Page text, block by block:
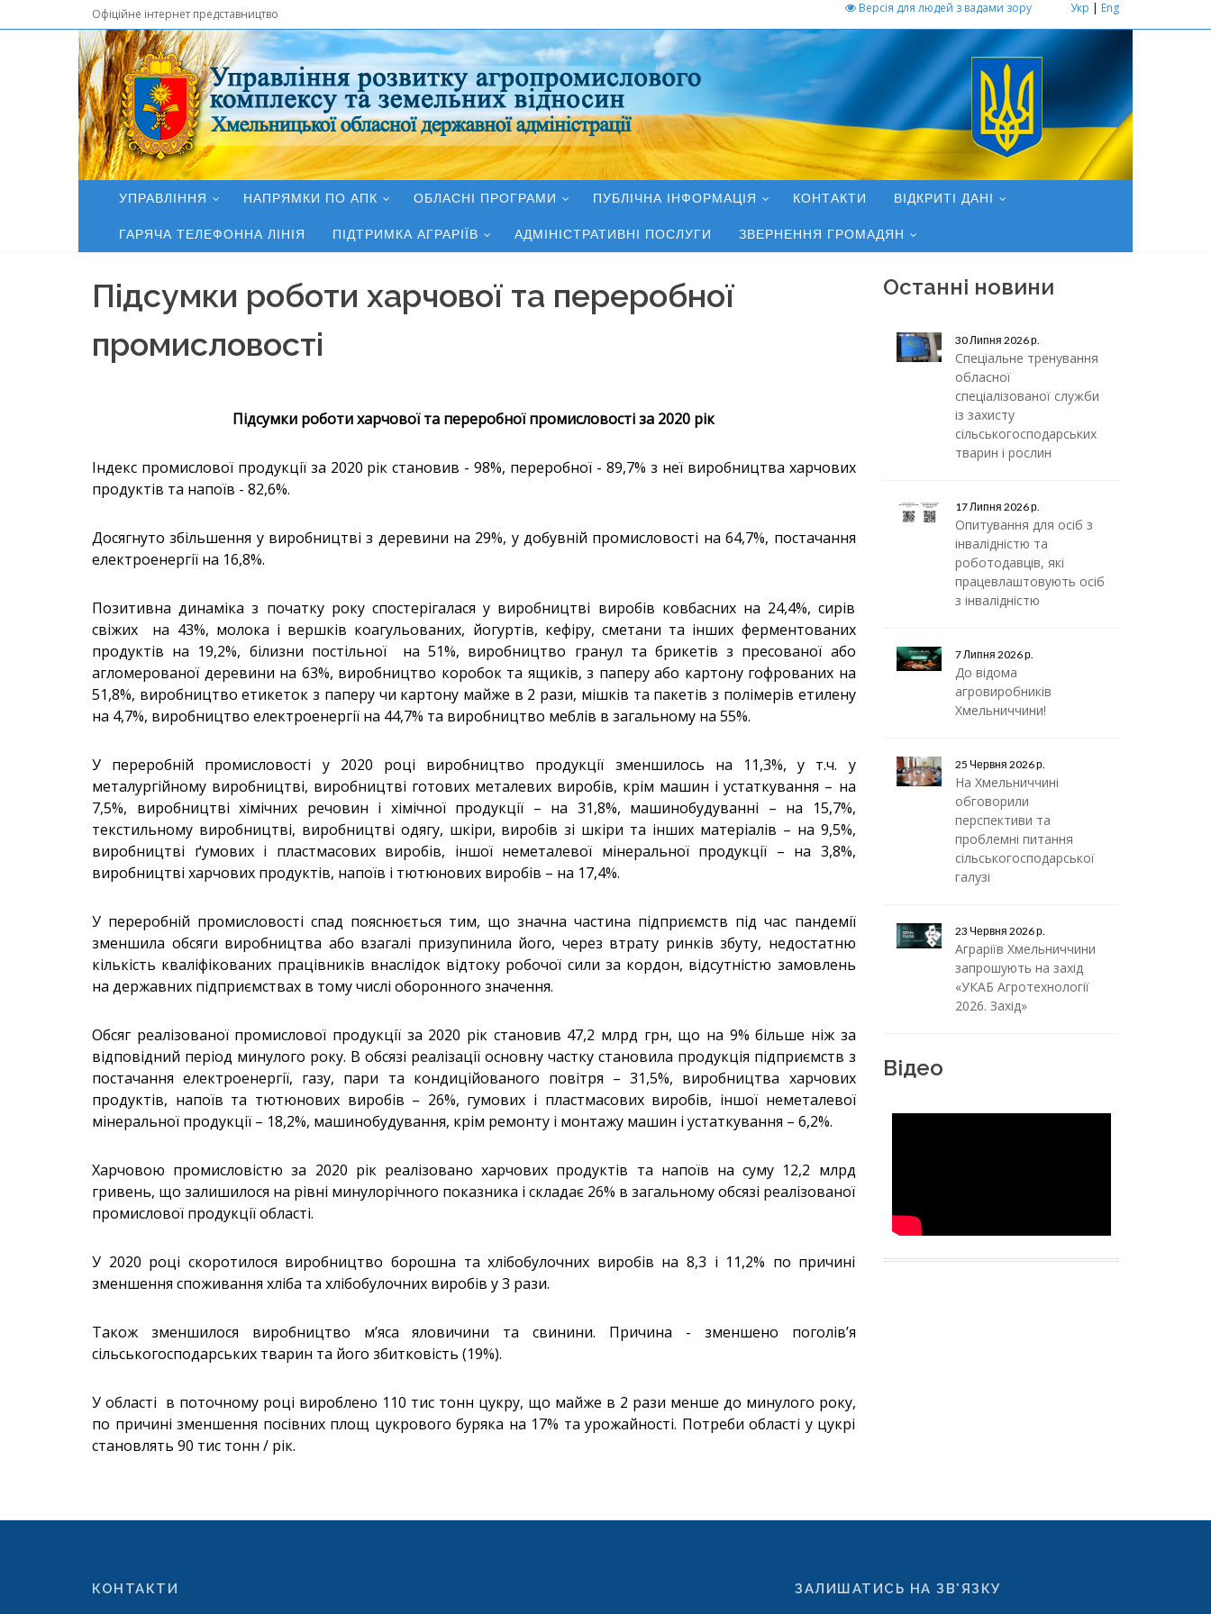
Офіційне інтернет представництво Укр | Eng
Версія для людей з вадами зору
УПРАВЛІННЯ НАПРЯМКИ ПО АПК ОБЛАСНІ ПРОГРАМИ ПУБЛІЧНА ІНФОРМАЦІЯ КОНТАКТИ ВІДКРИТІ ДАНІ
ГАРЯЧА ТЕЛЕФОННА ЛІНІЯ ПІДТРИМКА АГРАРІЇВ АДМІНІСТРАТИВНІ ПОСЛУГИ ЗВЕРНЕННЯ ГРОМАДЯН
Підсумки роботи харчової та переробної
промисловості
Підсумки роботи харчової та переробної промисловості за 2020 рік
Індекс промислової продукції за 2020 рік становив - 98%, переробної - 89,7% з неї виробництва харчових
продуктів та напоїв - 82,6%.
Досягнуто збільшення у виробництві з деревини на 29%, у добувній промисловості на 64,7%, постачання
електроенергії на 16,8%.
Позитивна динаміка з початку року спостерігалася у виробництві виробів ковбасних на 24,4%, сирів
свіжих на 43%, молока і вершків коагульованих, йогуртів, кефіру, сметани та інших ферментованих
продуктів на 19,2%, білизни постільної на 51%, виробництво гранул та брикетів з пресованої або
агломерованої деревини на 63%, виробництво коробок та ящиків, з паперу або картону гофрованих на
51,8%, виробництво етикеток з паперу чи картону майже в 2 рази, мішків та пакетів з полімерів етилену
на 4,7%, виробництво електроенергії на 44,7% та виробництво меблів в загальному на 55%.
У переробній промисловості у 2020 році виробництво продукції зменшилось на 11,3%, у т.ч. у
металургійному виробництві, виробництві готових металевих виробів, крім машин і устаткування – на
7,5%, виробництві хімічних речовин і хімічної продукції – на 31,8%, машинобудуванні – на 15,7%,
текстильному виробництві, виробництві одягу, шкіри, виробів зі шкіри та інших матеріалів – на 9,5%,
виробництві ґумових і пластмасових виробів, іншої неметалевої мінеральної продукції – на 3,8%,
виробництві харчових продуктів, напоїв і тютюнових виробів – на 17,4%.
У переробній промисловості спад пояснюється тим, що значна частина підприємств під час пандемії
зменшила обсяги виробництва або взагалі призупинила його, через втрату ринків збуту, недостатню
кількість кваліфікованих працівників внаслідок відтоку робочої сили за кордон, відсутністю замовлень
на державних підприємствах в тому числі оборонного значення.
Обсяг реалізованої промислової продукції за 2020 рік становив 47,2 млрд грн, що на 9% більше ніж за
відповідний період минулого року. В обсязі реалізації основну частку становила продукція підприємств з
постачання електроенергії, газу, пари та кондиційованого повітря – 31,5%, виробництва харчових
продуктів, напоїв та тютюнових виробів – 26%, гумових і пластмасових виробів, іншої неметалевої
мінеральної продукції – 18,2%, машинобудування, крім ремонту і монтажу машин і устаткування – 6,2%.
Харчовою промисловістю за 2020 рік реалізовано харчових продуктів та напоїв на суму 12,2 млрд
гривень, що залишилося на рівні минулорічного показника і складає 26% в загальному обсязі реалізованої
промислової продукції області.
У 2020 році скоротилося виробництво борошна та хлібобулочних виробів на 8,3 і 11,2% по причині
зменшення споживання хліба та хлібобулочних виробів у 3 рази.
Також зменшилося виробництво м’яса яловичини та свинини. Причина - зменшено поголів’я
сільськогосподарських тварин та його збитковість (19%).
У області в поточному році вироблено 110 тис тонн цукру, що майже в 2 рази менше до минулого року,
по причині зменшення посівних площ цукрового буряка на 17% та урожайності. Потреби області у цукрі
становлять 90 тис тонн / рік.
Останні новини
30 Липня 2026 р.
Спеціальне тренування
обласної
спеціалізованої служби
із захисту
сільськогосподарських
тварин і рослин
17 Липня 2026 р.
Опитування для осіб з
інвалідністю та
роботодавців, які
працевлаштовують осіб
з інвалідністю
7 Липня 2026 р.
До відома
агровиробників
Хмельниччини!
25 Червня 2026 р.
На Хмельниччині
обговорили
перспективи та
проблемні питання
сільськогосподарської
галузі
23 Червня 2026 р.
Аграріїв Хмельниччини
запрошують на захід
«УКАБ Агротехнології
2026. Захід»
Відео
КОНТАКТИ ЗАЛИШАТИСЬ НА ЗВ'ЯЗКУ